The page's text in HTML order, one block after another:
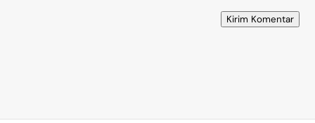
Kirim Komentar